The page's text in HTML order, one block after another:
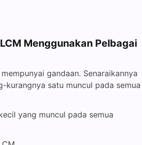
Menggunakan Pelbagai
gandaan. Senaraikannya
kurangnya satu muncul pada semua
yang muncul pada semua